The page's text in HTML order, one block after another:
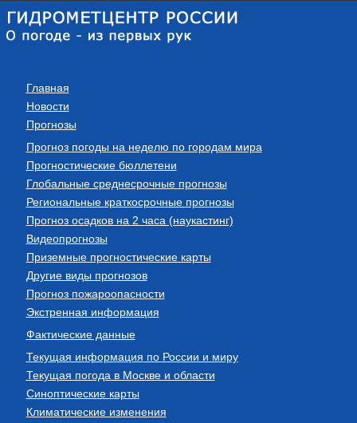
Главная
Новости
Прогнозы
Прогноз погоды на неделю по городам мира
Прогностические бюллетени
Глобальные среднесрочные прогнозы
Региональные краткосрочные прогнозы
Прогноз осадков на 2 часа (наукастинг)
Видеопрогнозы
Приземные прогностические карты
Другие виды прогнозов
Прогноз пожароопасности
Экстренная информация
Фактические данные
Текущая информация по России и миру
Текущая погода в Москве и области
Синоптические карты
Климатические изменения